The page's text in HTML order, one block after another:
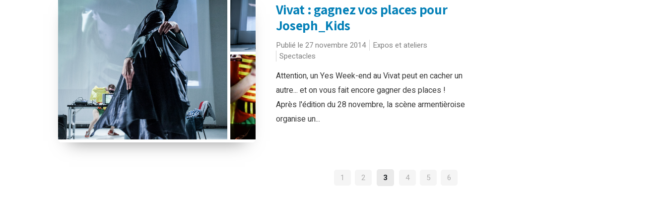
Vivat : gagnez vos places pour
Joseph_Kids
Publié le 27 novembre 2014
Expos et ateliers
Spectacles
Attention, un Yes Week-end au Vivat peut en cacher un
autre... et on vous fait encore gagner des places !
Après l'édition du 28 novembre, la scène armentièroise
organise un...
NAVIGATION
1 2 3 4 5 6